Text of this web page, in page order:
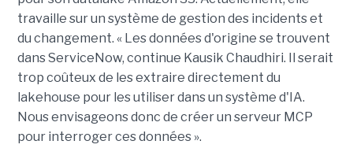
travaille sur un système de gestion des incidents et
du changement. « Les données d'origine se trouvent
dans ServiceNow, continue Kausik Chaudhiri. Il serait
trop coûteux de les extraire directement du
lakehouse pour les utiliser dans un système d'IA.
Nous envisageons donc de créer un serveur MCP
pour interroger ces données ».